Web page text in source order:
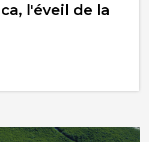
l'éveil de la